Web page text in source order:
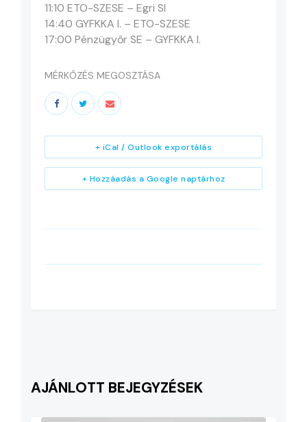
11:10 ETO-SZESE – Egri SI
14:40 GYFKKA I. – ETO-SZESE
17:00 Pénzügyőr SE – GYFKKA I.
MÉRKŐZÉS MEGOSZTÁSA
+ Hozzáadás a Google naptárhoz
+ iCal / Outlook exportálás
AJÁNLOTT BEJEGYZÉSEK